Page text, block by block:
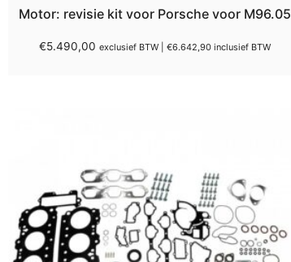
Motor: revisie kit voor Porsche voor M96.05
€5.490,00 exclusief BTW | €6.642,90inclusief BTW